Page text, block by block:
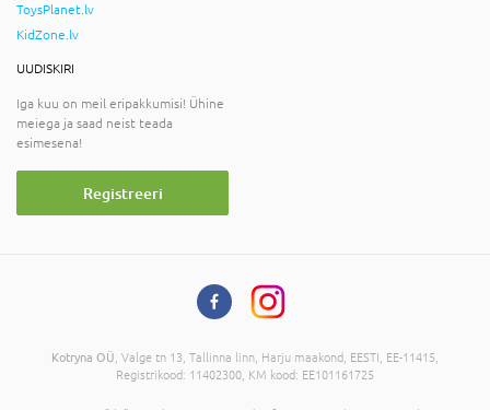
ToysPlanet.lv
KidZone.lv
UUDISKIRI
Iga kuu on meil eripakkumisi! Ühine
meiega ja saad neist teada
esimesena!
Registreeri
Kotryna OÜ , Valge tn 13, Tallinna linn, Harju maakond, EESTI, EE-11415,
Registrikood: 11402300, KM kood: EE101161725